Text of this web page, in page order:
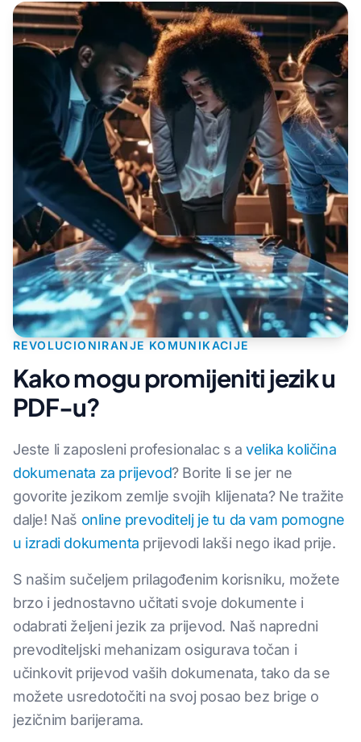
REVOLUCIONIRANJE KOMUNIKACIJE
Kako mogu promijeniti jezik u
PDF-u?
Jeste li zaposleni profesionalac s avelika količina
dokumenata za prijevod? Borite li se jer ne
govorite jezikom zemlje svojih klijenata? Ne tražite
dalje! Naš online prevoditelj je tu da vam pomogne
u izradi dokumenta prijevodi lakši nego ikad prije.
S našim sučeljem prilagođenim korisniku, možete
brzo i jednostavno učitati svoje dokumente i
odabrati željeni jezik za prijevod. Naš napredni
prevoditeljski mehanizam osigurava točan i
učinkovit prijevod vaših dokumenata, tako da se
možete usredotočiti na svoj posao bez brige o
jezičnim barijerama.